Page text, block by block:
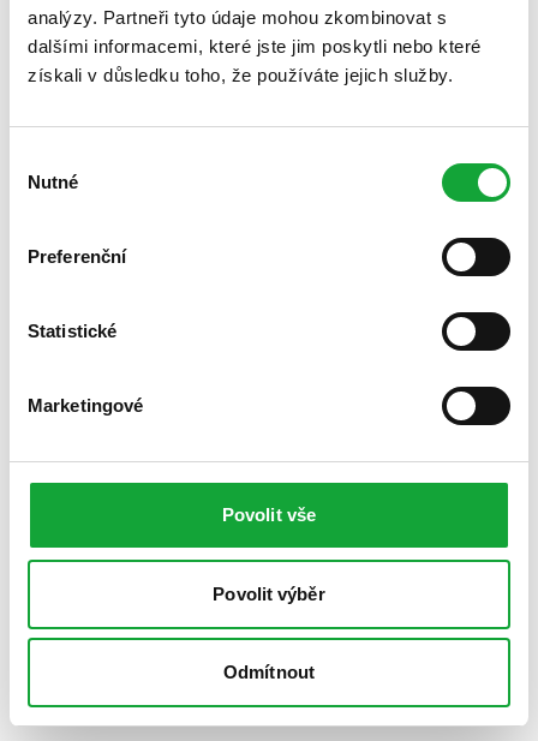
analýzy. Partneři tyto údaje mohou zkombinovat s
dalšími informacemi, které jste jim poskytli nebo které
získali v důsledku toho, že používáte jejich služby.
souhlasu
Nutné
Preferenční
Statistické
Marketingové
Povolit vše
Povolit výběr
Odmítnout